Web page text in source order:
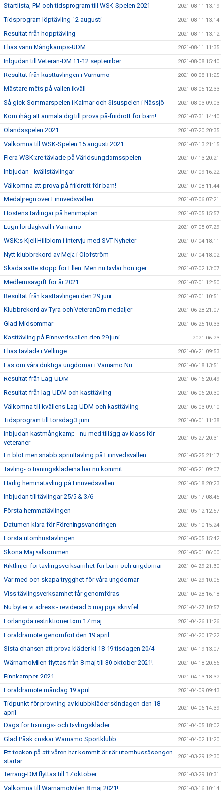
Startlista, PM och tidsprogram till WSK-Spelen 2021 2021-08-11 13:19
Tidsprogram löptävling 12 augusti 2021-08-11 13:14
Resultat från hopptävling 2021-08-11 13:12
Elias vann Mångkamps-UDM 2021-08-11 11:35
Inbjudan till Veteran-DM 11-12 september 2021-08-08 15:40
Resultat från kasttävlingen i Värnamo 2021-08-08 11:25
Mästare möts på vallen ikväll 2021-08-05 12:33
Så gick Sommarspelen i Kalmar och Sisuspelen i Nässjö 2021-08-03 09:03
Kom ihåg att anmäla dig till prova på-friidrott för barn! 2021-07-31 14:40
Ölandsspelen 2021 2021-07-20 20:35
Välkomna till WSK-Spelen 15 augusti 2021 2021-07-13 21:15
Flera WSK:are tävlade på Världsungdomsspelen 2021-07-13 20:21
Inbjudan - kvällstävlingar 2021-07-09 16:22
Välkomna att prova på friidrott för barn! 2021-07-08 11:44
Medaljregn över Finnvedsvallen 2021-07-06 07:21
Höstens tävlingar på hemmaplan 2021-07-05 15:57
Lugn lördagkväll i Värnamo 2021-07-05 07:29
WSK:s Kjell Hillblom i intervju med SVT Nyheter 2021-07-04 18:11
Nytt klubbrekord av Meja i Olofström 2021-07-04 18:02
Skada satte stopp för Ellen. Men nu tävlar hon igen 2021-07-02 13:07
Medlemsavgift för år 2021 2021-07-01 12:50
Resultat från kasttävlingen den 29 juni 2021-07-01 10:51
Klubbrekord av Tyra och VeteranDm medaljer 2021-06-28 21:07
Glad Midsommar 2021-06-25 10:33
Kasttävling på Finnvedsvallen den 29 juni 2021-06-23
Elias tävlade i Vellinge 2021-06-21 09:53
Läs om våra duktiga ungdomar i Värnamo Nu 2021-06-18 13:51
Resultat från Lag-UDM 2021-06-16 20:49
Resultat från lag-UDM och kasttävling 2021-06-06 20:30
Välkomna till kvällens Lag-UDM och kasttävling 2021-06-03 09:10
Tidsprogram till torsdag 3 juni 2021-06-01 11:38
Inbjudan kastmångkamp - nu med tillägg av klass för
veteraner
2021-05-27 20:31
En blöt men snabb sprinttävling på Finnvedsvallen 2021-05-25 21:17
Tävling- o träningskläderna har nu kommit 2021-05-21 09:07
Härlig hemmatävling på Finnvedsvallen 2021-05-18 20:23
Inbjudan till tävlingar 25/5 & 3/6 2021-05-17 08:45
Första hemmatävlingen 2021-05-12 12:57
Datumen klara för Föreningsvandringen 2021-05-10 15:24
Första utomhustävlingen 2021-05-05 15:42
Sköna Maj välkommen 2021-05-01 06:00
Riktlinjer för tävlingsverksamhet för barn och ungdomar 2021-04-29 21:30
Var med och skapa trygghet för våra ungdomar 2021-04-29 10:05
Viss tävlingsverksamhet får genomföras 2021-04-28 16:18
Nu byter vi adress - reviderad 5 maj pga skrivfel 2021-04-27 10:57
Förlängda restriktioner tom 17 maj 2021-04-26 11:26
Föräldramöte genomfört den 19 april 2021-04-20 17:22
Sista chansen att prova kläder kl 18-19 tisdagen 20/4 2021-04-19 13:07
WärnamoMilen flyttas från 8 maj till 30 oktober 2021! 2021-04-18 20:56
Finnkampen 2021 2021-04-13 18:32
Föräldramöte måndag 19 april 2021-04-09 09:43
Tidpunkt för provning av klubbkläder söndagen den 18
april
2021-04-06 14:39
Dags för tränings- och tävlingskläder 2021-04-05 18:02
Glad Påsk önskar Wärnamo Sportklubb 2021-04-02 11:20
Ett tecken på att våren har kommit är när utomhussäsongen
startar
2021-03-29 12:30
Terräng-DM flyttas till 17 oktober 2021-03-29 10:31
Välkomna till WärnamoMilen 8 maj 2021! 2021-03-16 10:14